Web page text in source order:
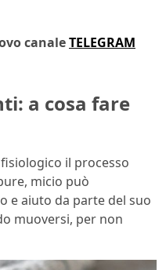
canaleTELEGRAM
a cosa fare
il processo
micio può
e aiuto da parte del suo
muoversi, per non